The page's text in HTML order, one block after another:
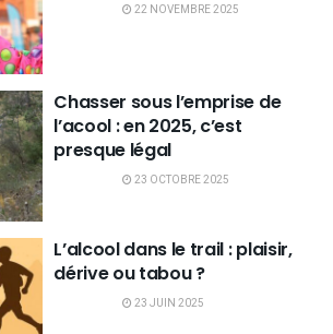
22 NOVEMBRE 2025
Chasser sous l’emprise de
l’acool : en 2025, c’est
presque légal
23 OCTOBRE 2025
L’alcool dans le trail : plaisir,
dérive ou tabou ?
23 JUIN 2025